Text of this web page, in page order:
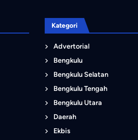
Kategori
Advertorial
Bengkulu
Bengkulu Selatan
Bengkulu Tengah
Bengkulu Utara
Daerah
Ekbis